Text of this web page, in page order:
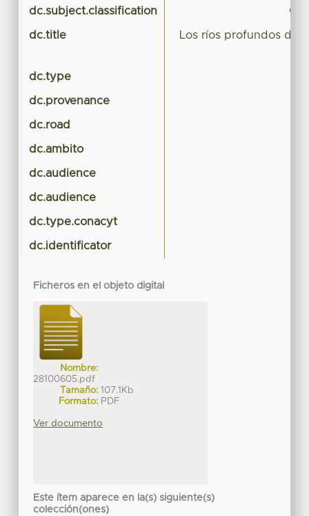
dc.subject.classification
dc.title
Los ríos profundos de
dc.type
dc.provenance
dc.road
dc.ambito
dc.audience
dc.audience
dc.type.conacyt
dc.identificator
Ficheros en el objeto digital
Nombre:
28100605.pdf
Tamaño: 107.1Kb
Formato: PDF
Ver documento
Este ítem aparece en la(s) siguiente(s)
colección(ones)